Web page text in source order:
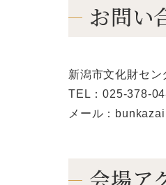
お問い
新潟市文化財セン
TEL：025-378-
メール：
会場ア